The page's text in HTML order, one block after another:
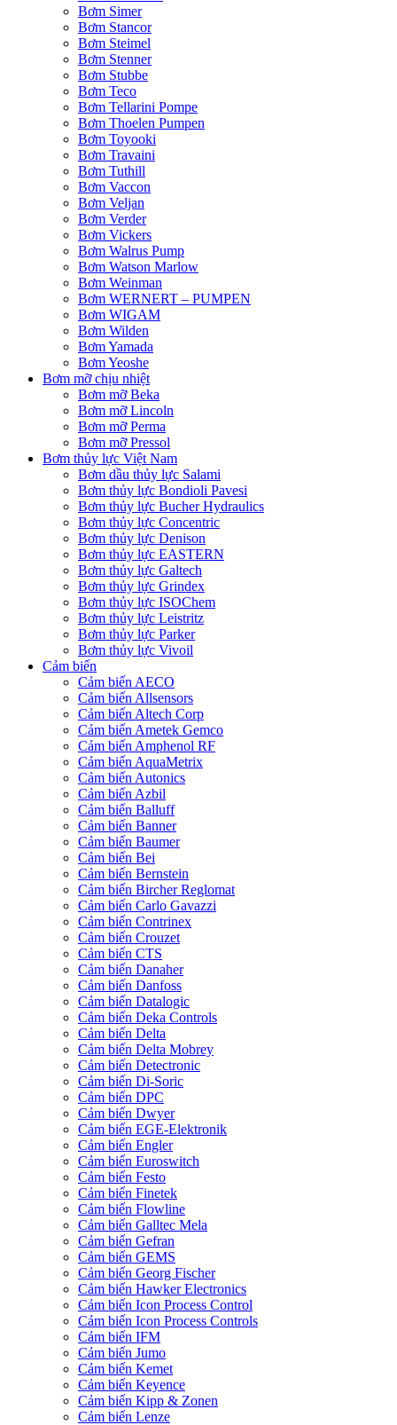
Bơm Simer
Bơm Stancor
Bơm Steimel
Bơm Stenner
Bơm Stubbe
Bơm Teco
Bơm Tellarini Pompe
Bơm Thoelen Pumpen
Bơm Toyooki
Bơm Travaini
Bơm Tuthill
Bơm Vaccon
Bơm Veljan
Bơm Verder
Bơm Vickers
Bơm Walrus Pump
Bơm Watson Marlow
Bơm Weinman
Bơm WERNERT – PUMPEN
Bơm WIGAM
Bơm Wilden
Bơm Yamada
Bơm Yeoshe
Bơm mỡ chịu nhiệt
Bơm mỡ Beka
Bơm mỡ Lincoln
Bơm mỡ Perma
Bơm mỡ Pressol
Bơm thủy lực Việt Nam
Bơm dầu thủy lực Salami
Bơm thủy lực Bondioli Pavesi
Bơm thủy lực Bucher Hydraulics
Bơm thủy lực Concentric
Bơm thủy lực Denison
Bơm thủy lực EASTERN
Bơm thủy lực Galtech
Bơm thủy lực Grindex
Bơm thủy lực ISOChem
Bơm thủy lực Leistritz
Bơm thủy lực Parker
Bơm thủy lực Vivoil
Cảm biến
Cảm biến AECO
Cảm biến Allsensors
Cảm biến Altech Corp
Cảm biến Ametek Gemco
Cảm biến Amphenol RF
Cảm biến AquaMetrix
Cảm biến Autonics
Cảm biến Azbil
Cảm biến Balluff
Cảm biến Banner
Cảm biến Baumer
Cảm biến Bei
Cảm biến Bernstein
Cảm biến Bircher Reglomat
Cảm biến Carlo Gavazzi
Cảm biến Contrinex
Cảm biến Crouzet
Cảm biến CTS
Cảm biến Danaher
Cảm biến Danfoss
Cảm biến Datalogic
Cảm biến Deka Controls
Cảm biến Delta
Cảm biến Delta Mobrey
Cảm biến Detectronic
Cảm biến Di-Soric
Cảm biến DPC
Cảm biến Dwyer
Cảm biến EGE-Elektronik
Cảm biến Engler
Cảm biến Euroswitch
Cảm biến Festo
Cảm biến Finetek
Cảm biến Flowline
Cảm biến Galltec Mela
Cảm biến Gefran
Cảm biến GEMS
Cảm biến Georg Fischer
Cảm biến Hawker Electronics
Cảm biến Icon Process Control
Cảm biến Icon Process Controls
Cảm biến IFM
Cảm biến Jumo
Cảm biến Kemet
Cảm biến Keyence
Cảm biến Kipp & Zonen
Cảm biến Lenze